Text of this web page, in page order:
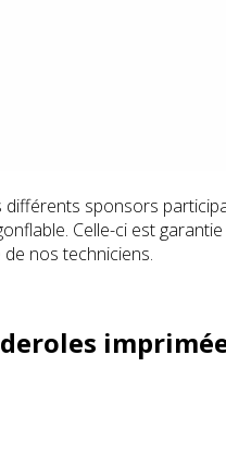
sponsors
Celle-ci est
nos techniciens.